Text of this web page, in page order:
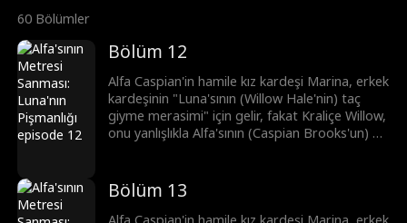
60 Bölümler
Bölüm 12
Alfa Caspian'in hamile kız kardeşi Marina, erkek
kardeşinin "Luna'sının (Willow Hale'nin) taç
giyme merasimi" için gelir, fakat Kraliçe Willow,
onu yanlışlıkla Alfa'sının (Caspian Brooks'un) bir
bundan dolayı Marina düşük yapar. Şimdi ise
Brooks kardeşler, intikam peşindedir.
Bölüm 13